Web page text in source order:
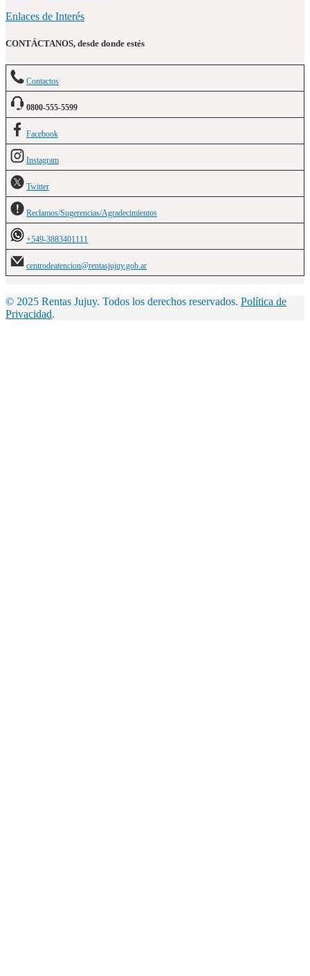
Enlaces de Interés
CONTÁCTANOS, desde donde estés
Contactos
0800-555-5599
Facebook
Instagram
Twitter
Reclamos/Sugerencias/Agradecimientos
+549-3883401111
centrodeatencion@rentasjujuy.gob.ar
© 2025 Rentas Jujuy. Todos los derechos reservados. Política de
Privacidad.